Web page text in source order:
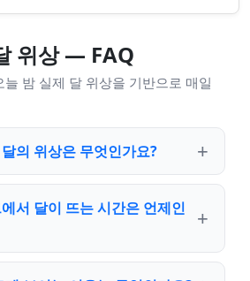
위상 — FAQ
밤 실제 달 위상을 기반으로 매일
의 위상은 무엇인가요?
서 달이 뜨는 시간은 언제인